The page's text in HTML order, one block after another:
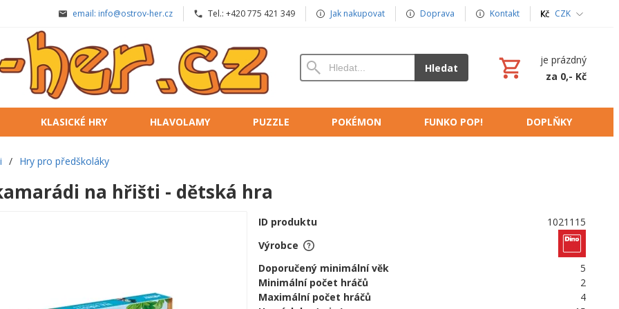
email: info@ostrov-her.cz Tel.: +420 775 421 349 Jak nakupovat Doprava Kontakt CZK
Hledat
je prázdný
za 0,- Kč
KLASICKÉ HRY HLAVOLAMY PUZZLE POKÉMON FUNKO POP! DOPLŇKY
/ Hry pro předškoláky
na hřišti - dětská hra
ID produktu
1021115
Výrobce
Doporučený minimální věk
5
Minimální počet hráčů
2
Maximální počet hráčů
4